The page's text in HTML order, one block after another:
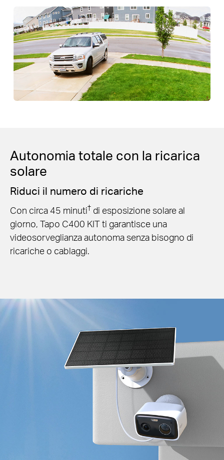
Autonomia totale con la ricarica
solare
Riduci il numero di ricariche
Con circa 45 minuti† di esposizione solare al
giorno, Tapo C400 KIT ti garantisce una
videosorveglianza autonoma senza bisogno di
ricariche o cablaggi.